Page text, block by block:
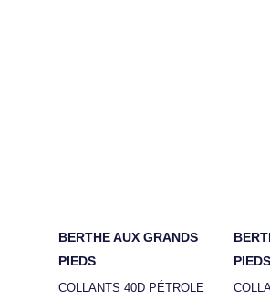
BERTHE AUX GRANDS
PIEDS
COLLANTS 40D PÉTROLE
PIEDS